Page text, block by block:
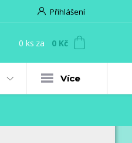
Přihlášení
0 ks za 0 Kč
Více